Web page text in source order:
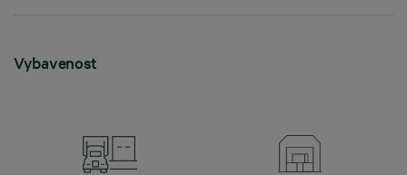
Vybavenost